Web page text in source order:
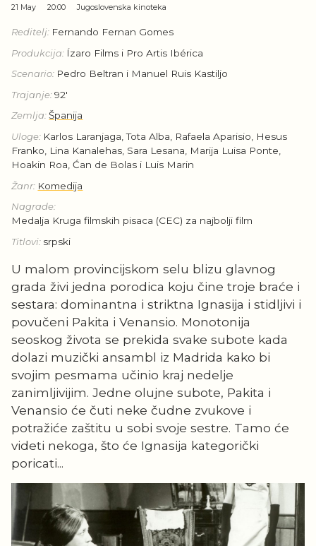
21 May 20:00 Jugoslovenska kinoteka
Reditelj: Fernando Fernan Gomes
Produkcija: Ízaro Films i Pro Artis Ibérica
Scenario: Pedro Beltran i Manuel Ruis Kastiljo
Trajanje:92'
Zemlja:Španija
Uloge: Karlos Laranjaga, Tota Alba, Rafaela Aparisio, Hesus
Franko, Lina Kanalehas, Sara Lesana, Marija Luisa Ponte,
Hoakin Roa, Ćan de Bolas i Luis Marin
Žanr: Komedija
Nagrade:
Medalja Kruga filmskih pisaca (CEC) za najbolji film
Titlovi: srpski
U malom provincijskom selu blizu glavnog
grada živi jedna porodica koju čine troje braće i
sestara: dominantna i striktna Ignasija i stidljivi i
povučeni Pakita i Venansio. Monotonija
seoskog života se prekida svake subote kada
dolazi muzički ansambl iz Madrida kako bi
svojim pesmama učinio kraj nedelje
zanimljivijim. Jedne olujne subote, Pakita i
Venansio će čuti neke čudne zvukove i
potražiće zaštitu u sobi svoje sestre. Tamo će
videti nekoga, što će Ignasija kategorički
poricati...